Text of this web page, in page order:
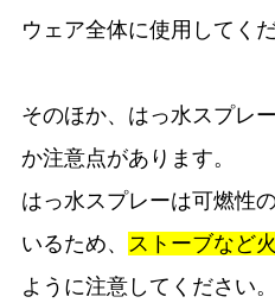
ウェア全体に使用してくだ
そのほか、はっ水スプレ
か注意点があります。
はっ水スプレーは可燃性
いるため、
ストーブなど
ように注意してください。